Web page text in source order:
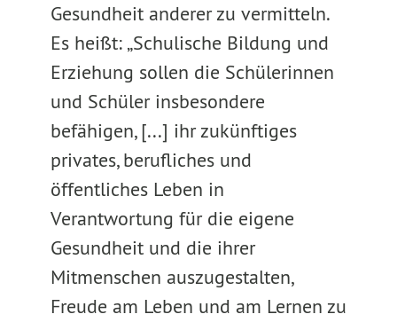
Gesundheit anderer zu vermitteln.
Es heißt: „Schulische Bildung und
Erziehung sollen die Schülerinnen
und Schüler insbesondere
befähigen, [...] ihr zukünftiges
privates, berufliches und
öffentliches Leben in
Verantwortung für die eigene
Gesundheit und die ihrer
Mitmenschen auszugestalten,
Freude am Leben und am Lernen zu